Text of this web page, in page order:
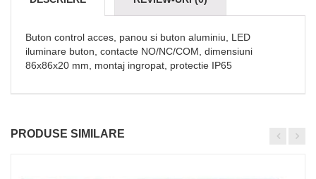
Buton control acces, panou si buton aluminiu, LED
iluminare buton, contacte NO/NC/COM, dimensiuni
86x86x20 mm, montaj ingropat, protectie IP65
PRODUSE SIMILARE